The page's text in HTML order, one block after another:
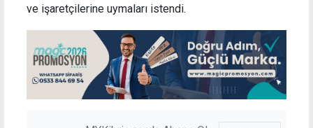
ve işaretçilerine uymaları istendi.